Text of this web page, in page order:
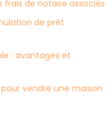
de notaire associés
de prêt
: avantages et
vendre une maison